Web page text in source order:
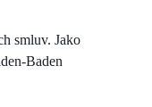
smluv. Jako
Baden